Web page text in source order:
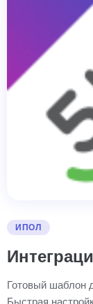
ИПОЛ
Готовый шаблон
Быстрая